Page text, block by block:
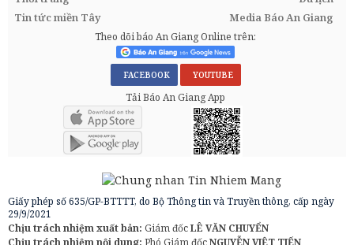
Tin tức miền Tây
Media Báo An Giang
Theo dõi báo An Giang Online trên:
FACEBOOK YOUTUBE
Tải Báo An Giang App
Giấy phép số 635/GP-BTTTT, do Bộ Thông tin và Truyền thông, cấp ngày
29/9/2021
Chịu trách nhiệm xuất bản: Giám đốcLÊ VĂN CHUYỂN
Chịu trách nhiệm nội dung: Phó Giám đốcNGUYỄN VIỆT TIẾN